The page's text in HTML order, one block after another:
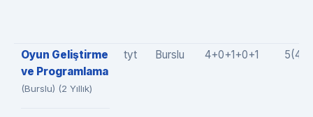
Oyun Geliştirme
ve Programlama
(Burslu) (2 Yıllık)
tyt Burslu 4+0+1+0+1